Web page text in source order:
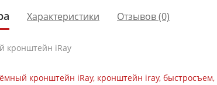
Характеристики Отзывов (0)
кронштейн iRay
кронштейн iRay, кронштейн iray, быстросъем,